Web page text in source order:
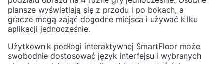
plansze wyświetlają się z przodu i po bokach, a
gracze mogą zająć dogodne miejsca i używać kilku
aplikacji jednocześnie.
Użytkownik podłogi interaktywnej SmartFloor może
swobodnie dostosować język interfejsu i wybranych